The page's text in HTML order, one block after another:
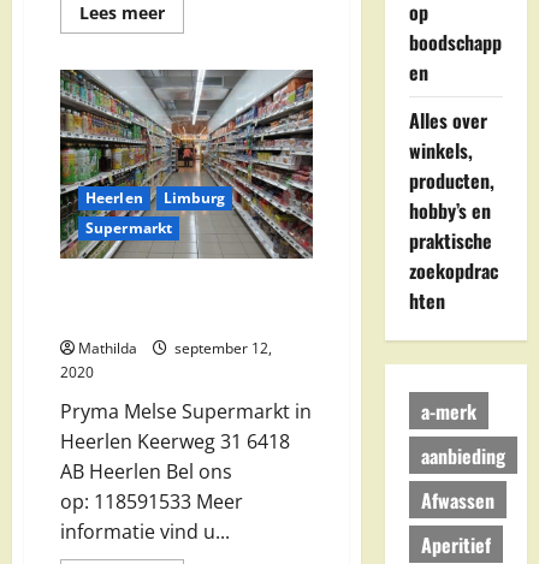
Lees meerLees
meer
Ham
CV
in
Heerlen
Heerlen
Limburg
Supermarkt
Mathilda
september 12,
2020
Pryma Melse Supermarkt in
Heerlen Keerweg 31 6418
AB Heerlen Bel ons
op: 118591533 Meer
informatie vind u...
op
boodschapp
en
Alles over
winkels,
producten,
hobby’s en
praktische
zoekopdrac
hten
a-merk
aanbieding
Afwassen
Aperitief